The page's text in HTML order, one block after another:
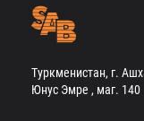
Туркменистан, г.
Юнус Эмре , маг. 140